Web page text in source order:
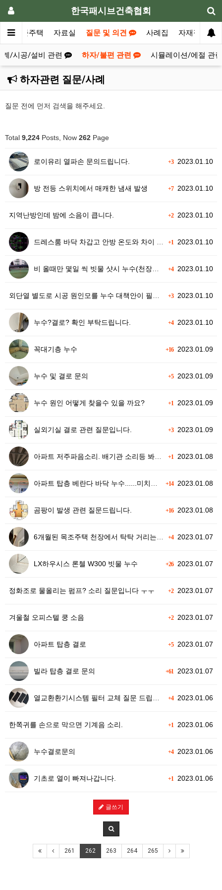
한국패시브건축협회
표준주택 자료실 질문 및 의견 사례집 자재정보
계/시공/설비 관련 하자/불편 관련 시뮬레이션/에절 관련
하자관련 질문/사례
질문 전에 먼저 검색을 해주세요.
Total 9,224 Posts, Now 262 Page
+32023.01.10
로이유리 열파손 문의드립니다.
+72023.01.10
방 전등 스위치에서 매캐한 냄새 발생
+22023.01.10
지역난방인데 밤에 소음이 큽니다.
+1 2023.01.10
드레스룸 바닥 차갑고 안방 온도와 차이 많이 남
+42023.01.10
비 올때만 몇일 씩 빗물 샷시 누수(천장누수 X)
+32023.01.10
외단열 별도로 시공 원인모를 누수 대책안이 필요합니다.
+42023.01.10
누수?결로? 확인 부탁드립니다.
+162023.01.09
꼭대기층 누수
+52023.01.09
누수 및 결로 문의
+1 2023.01.09
누수 원인 어떻게 찾을수 있을 까요?
+32023.01.09
실외기실 결로 관련 질문입니다.
+1 2023.01.08
아파트 저주파음소리. 배기관 소리등 봐주세요
+142023.01.08
아파트 탑층 베란다 바닥 누수......미치겠습니다. 도와 주세요.
+162023.01.08
곰팡이 발생 관련 질문드립니다.
+42023.01.07
6개월된 목조주택 천장에서 탁탁 거리는 소음
+262023.01.07
LX하우시스 론첼 W300 빗물 누수
+22023.01.07
정화조로 물올리는 펌프? 소리 질문입니다 ㅜㅜ
+22023.01.07
겨울철 오피스텔 쿵 소음
+52023.01.07
아파트 탑층 결로
+61 2023.01.07
빌라 탑층 결로 문의
+42023.01.06
열교환환기시스템 필터 교체 질문 드립니다.
+1 2023.01.06
한쪽귀를 손으로 막으면 기계음 소리.
+42023.01.06
누수결로문의
+1 2023.01.06
기초로 열이 빠져나갑니다.
글쓰기
261 262 263 264 265